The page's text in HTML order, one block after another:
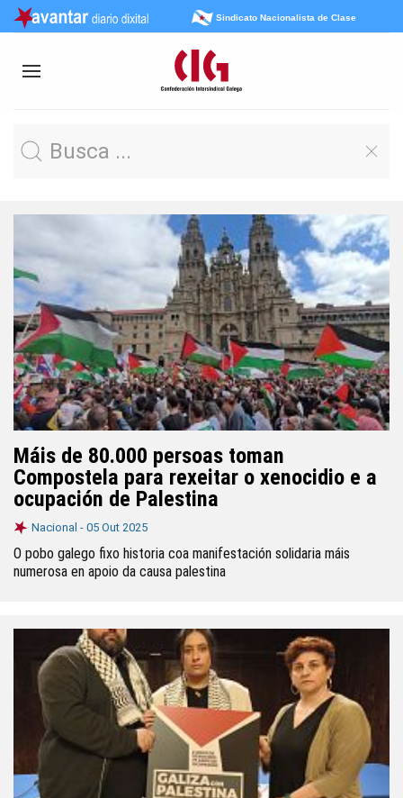
Sindicato Nacionalista de Clase
Máis de 80.000 persoas toman
Compostela para rexeitar o xenocidio e a
ocupación de Palestina
Nacional - 05 Out 2025
O pobo galego fixo historia coa manifestación solidaria máis
numerosa en apoio da causa palestina